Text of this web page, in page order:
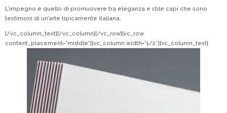
L’impegno è quello di promuovere tra eleganza e stile capi che sono
testimoni di un’arte tipicamente italiana.
[/vc_column_text][/vc_column][/vc_row][vc_row
content_placement=”middle”][vc_column width=”1/2″][vc_column_text]